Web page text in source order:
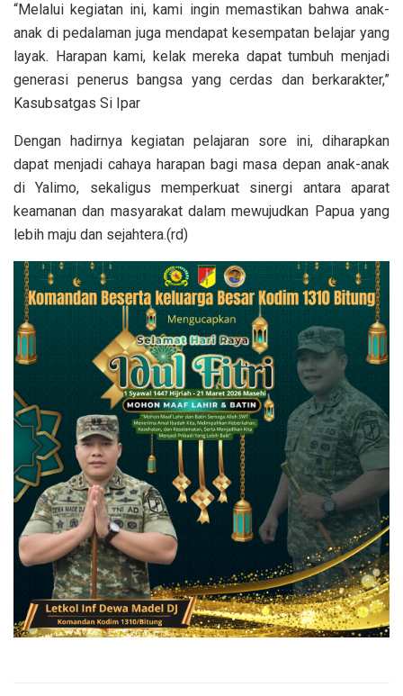
“Melalui kegiatan ini, kami ingin memastikan bahwa anak-
anak di pedalaman juga mendapat kesempatan belajar yang
layak. Harapan kami, kelak mereka dapat tumbuh menjadi
generasi penerus bangsa yang cerdas dan berkarakter,”
Kasubsatgas Si Ipar
Dengan hadirnya kegiatan pelajaran sore ini, diharapkan
dapat menjadi cahaya harapan bagi masa depan anak-anak
di Yalimo, sekaligus memperkuat sinergi antara aparat
keamanan dan masyarakat dalam mewujudkan Papua yang
lebih maju dan sejahtera.(rd)